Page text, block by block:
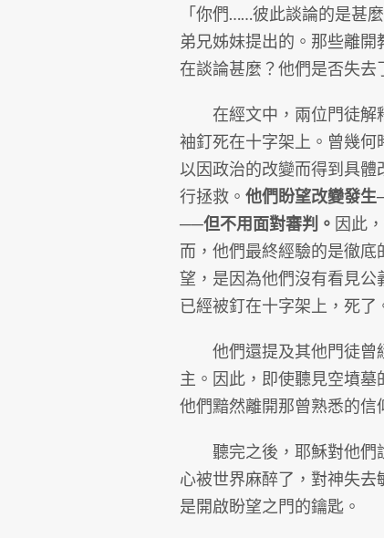
「你們……彼此談論的是甚
弟兄姊妹提出的。那些離
在談論甚麼？他們是否失去
在經文中，兩位門徒解
袖釘死在十字架上。曾幾
以因政治的改變而得到具
行拯救。他們盼望改變發
──但不用面對審判。 因此
而，他們最終經驗的是徹
望，是因為他們沒有看見
已經被釘在十字架上，死了
他們還提及其他門徒曾
主。因此，即使聽見空墳
他們黯然離開那曾熟悉的信
聽完之後，耶穌對他們
心被世界麻醉了，對神失去
是開啟盼望之門的鑰匙。